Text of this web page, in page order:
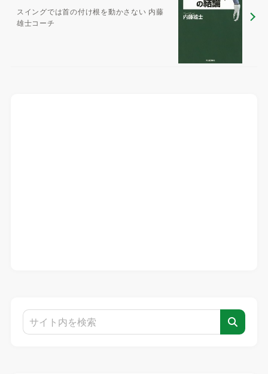
スイングでは首の付け根を動かさない 内藤
雄士コーチ